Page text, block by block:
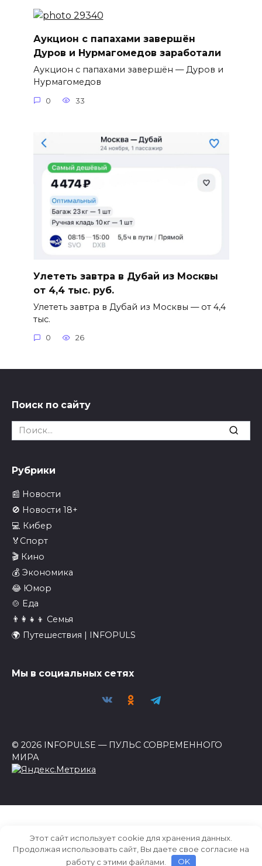
Аукцион с папахами завершён
Дуров и Нурмагомедов заработали
Аукцион с папахами завершён — Дуров и
Нурмагомедов
0 33
Улететь завтра в Дубай из Москвы
от 4,4 тыс. руб.
Улететь завтра в Дубай из Москвы — от 4,4
тыс.
0 26
Поиск по сайту
Search
for:
Рубрики
📰 Новости
🚫 Новости 18+
💻 Кибер
🏅Спорт
🎬 Кино
💰 Экономика
😂 Юмор
🍲 Еда
👨‍👩‍👧‍👦 Семья
🌍 Путешествия | INFOPULS
Мы в социальных сетях
© 2026 INFOPULSE — ПУЛЬС СОВРЕМЕННОГО
МИРА
Этот сайт использует cookie для хранения данных.
Продолжая использовать сайт, Вы даете свое согласие на
работу с этими файлами.
OK